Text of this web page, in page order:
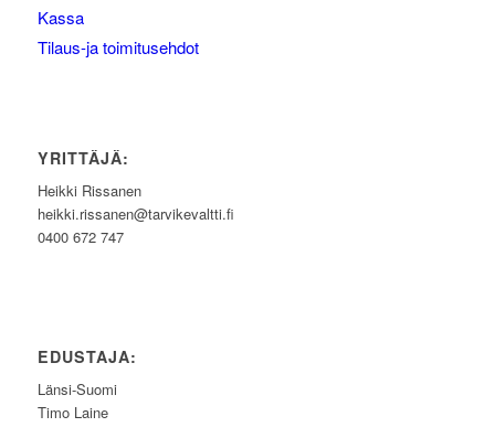
Kassa
Tilaus-ja toimitusehdot
YRITTÄJÄ:
Heikki Rissanen
heikki.rissanen@tarvikevaltti.fi
0400 672 747
EDUSTAJA:
Länsi-Suomi
Timo Laine